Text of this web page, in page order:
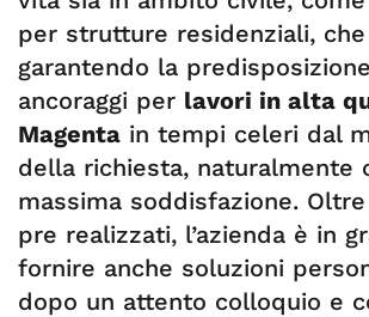
per strutture residenziali,
garantendo la
ancoraggi per lavori in alta
Magenta in tempi celeri dal
della richiesta, naturalmente
massima soddisfazione.
pre realizzati, l’azienda è in
fornire anche soluzioni
dopo un attento colloquio e